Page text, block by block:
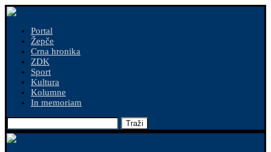
Portal
Žepče
Crna hronika
ZDK
Sport
Kultura
Kolumne
In memoriam
Traži